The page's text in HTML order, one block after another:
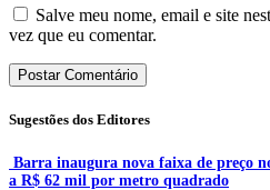
Salve meu nome, email e site
vez que eu comentar.
Sugestões dos Editores
Barra inaugura nova faixa de preço
a R$ 62 mil por metro quadrado